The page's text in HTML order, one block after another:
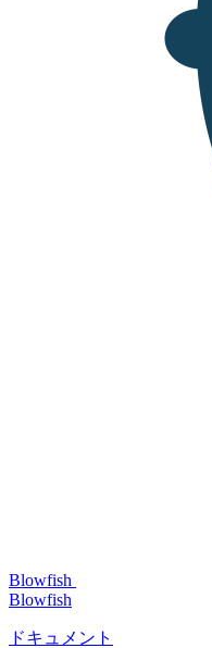
Blowfish
Blowfish
ドキュメント